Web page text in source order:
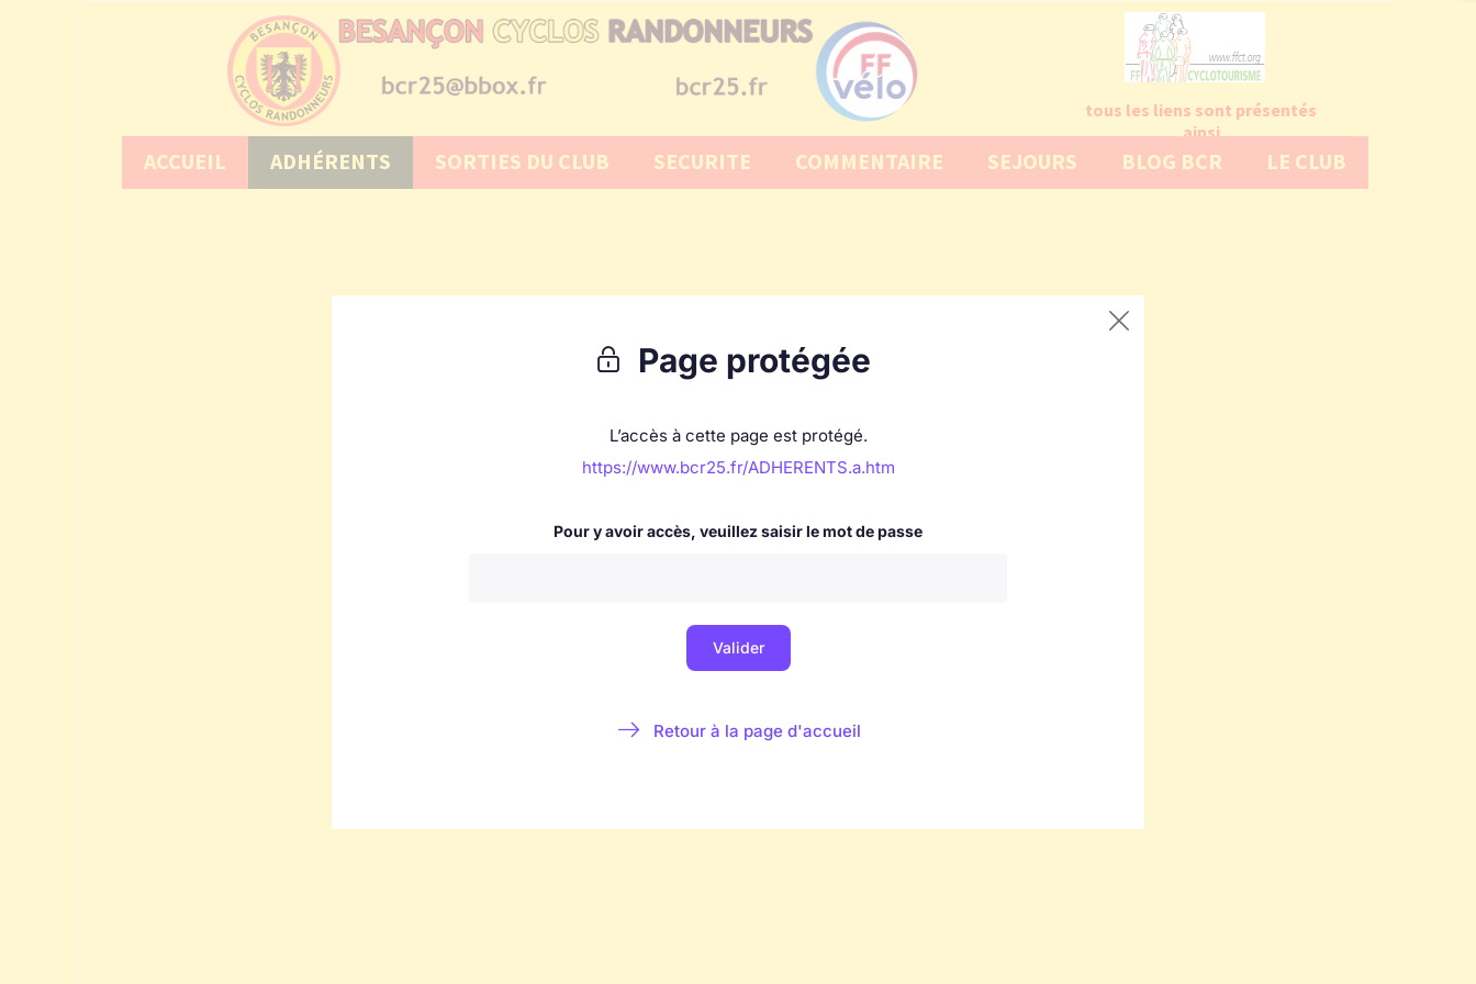
tous les liens sont présentés
ainsi
ACCUEIL ADHÉRENTS SORTIES DU CLUB SECURITE COMMENTAIRE SEJOURS BLOG BCR LE CLUB
